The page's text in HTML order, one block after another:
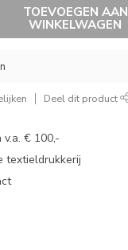
TOEVOEGEN AAN
WINKELWAGEN
Deel dit product
€ 100,-
textieldrukkerij